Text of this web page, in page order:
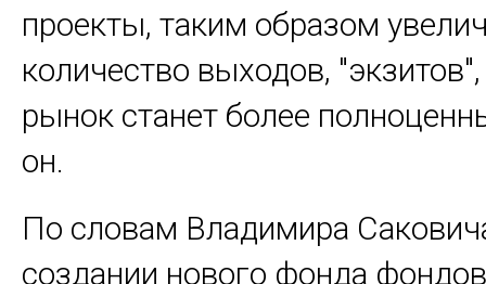
проекты, таким образом
количество выходов,
рынок станет более
он.
По словам Владимира
создании нового фонда